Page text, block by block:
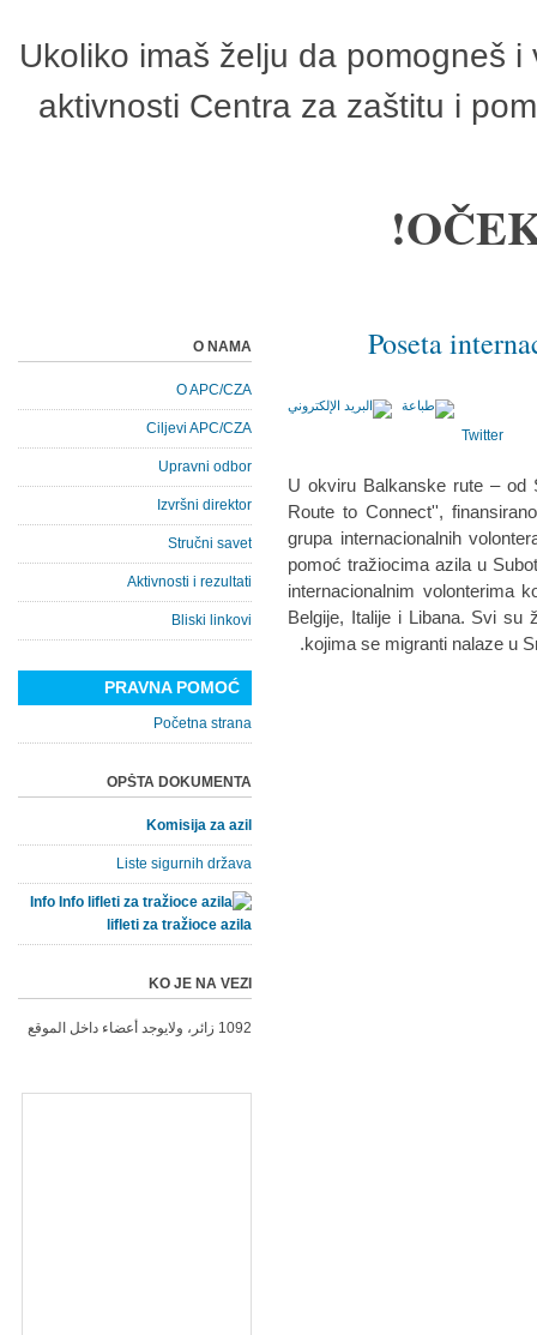
Ukoliko imaš želju da pomogneš
aktivnosti Centra za zaštitu i
Poseta
Twitter
U okviru Balkanske rute – od
Route to Connect'',
grupa internacionalnih
pomoć tražiocima azila u
internacionalnim volonterima
Belgije, Italije i Libana. Svi su
kojima se migranti nalaze u
O NAMA
O APC/CZA
Ciljevi APC/CZA
Upravni odbor
Izvršni direktor
Stručni savet
Aktivnosti i rezultati
Bliski linkovi
PRAVNA POMOĆ
Početna strana
OPŠTA DOKUMENTA
Komisija za azil
Liste sigurnih država
Info
lifleti za tražioce azila
KO JE NA VEZI
1092 زائر، ولايوجد أعضاء داخل الموقع